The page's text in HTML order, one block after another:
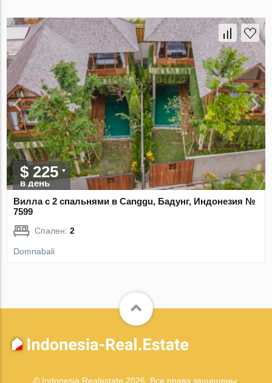
$ 225
в день
Вилла с 2 спальнями в Canggu, Бадунг, Индонезия №
7599
Спален:2
Domnabali
© Indonesia Realestate 2026. Все права защищены.